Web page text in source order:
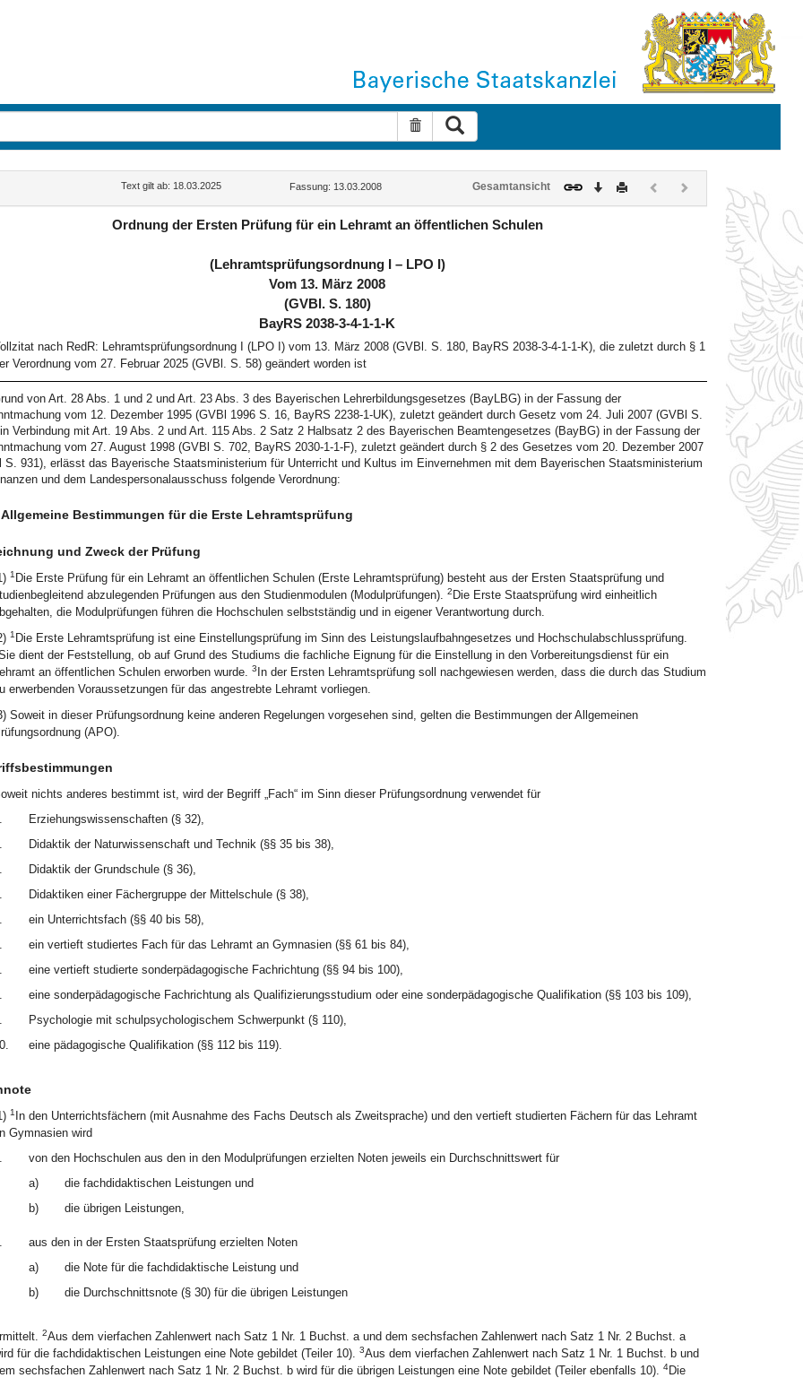
Suche zurücksetzen
Text gilt ab: 18.03.2025 Fassung: 13.03.2008 Gesamtansicht Download
DruckenVorherigesNächstes
Dokument
(inaktiv)
Ordnung der Ersten Prüfung für ein Lehramt an öffentlichen Schulen
(Lehramtsprüfungsordnung I – LPO I)
Vom 13. März 2008
(GVBl. S. 180)
BayRS 2038-3-4-1-1-K
nach RedR: Lehramtsprüfungsordnung I (LPO I) vom 13. März 2008 (GVBl. S. 180, BayRS 2038-3-4-1-1-K), die zuletzt durch § 1
Verordnung vom 27. Februar 2025 (GVBl. S. 58) geändert worden ist
von Art. 28 Abs. 1 und 2 und Art. 23 Abs. 3 des Bayerischen Lehrerbildungsgesetzes (BayLBG) in der Fassung der
vom 12. Dezember 1995 (GVBl 1996 S. 16, BayRS 2238-1-UK), zuletzt geändert durch Gesetz vom 24. Juli 2007 (GVBl S.
Verbindung mit Art. 19 Abs. 2 und Art. 115 Abs. 2 Satz 2 Halbsatz 2 des Bayerischen Beamtengesetzes (BayBG) in der Fassung der
vom 27. August 1998 (GVBl S. 702, BayRS 2030-1-1-F), zuletzt geändert durch § 2 des Gesetzes vom 20. Dezember 2007
S. 931), erlässt das Bayerische Staatsministerium für Unterricht und Kultus im Einvernehmen mit dem Bayerischen Staatsministerium
und dem Landespersonalausschuss folgende Verordnung:
Bestimmungen für die Erste Lehramtsprüfung
und Zweck der Prüfung
1 Die Erste Prüfung für ein Lehramt an öffentlichen Schulen (Erste Lehramtsprüfung) besteht aus der Ersten Staatsprüfung und
abzulegenden Prüfungen aus den Studienmodulen (Modulprüfungen). 2 Die Erste Staatsprüfung wird einheitlich
die Modulprüfungen führen die Hochschulen selbstständig und in eigener Verantwortung durch.
1 Die Erste Lehramtsprüfung ist eine Einstellungsprüfung im Sinn des Leistungslaufbahngesetzes und Hochschulabschlussprüfung.
dient der Feststellung, ob auf Grund des Studiums die fachliche Eignung für die Einstellung in den Vorbereitungsdienst für ein
an öffentlichen Schulen erworben wurde. 3 In der Ersten Lehramtsprüfung soll nachgewiesen werden, dass die durch das Studium
erwerbenden Voraussetzungen für das angestrebte Lehramt vorliegen.
Soweit in dieser Prüfungsordnung keine anderen Regelungen vorgesehen sind, gelten die Bestimmungen der Allgemeinen
(APO).
nichts anderes bestimmt ist, wird der Begriff „Fach“ im Sinn dieser Prüfungsordnung verwendet für
Erziehungswissenschaften (§ 32),
Didaktik der Naturwissenschaft und Technik (§§ 35 bis 38),
Didaktik der Grundschule (§ 36),
Didaktiken einer Fächergruppe der Mittelschule (§ 38),
ein Unterrichtsfach (§§ 40 bis 58),
ein vertieft studiertes Fach für das Lehramt an Gymnasien (§§ 61 bis 84),
eine vertieft studierte sonderpädagogische Fachrichtung (§§ 94 bis 100),
eine sonderpädagogische Fachrichtung als Qualifizierungsstudium oder eine sonderpädagogische Qualifikation (§§ 103 bis 109),
Psychologie mit schulpsychologischem Schwerpunkt (§ 110),
eine pädagogische Qualifikation (§§ 112 bis 119).
1 In den Unterrichtsfächern (mit Ausnahme des Fachs Deutsch als Zweitsprache) und den vertieft studierten Fächern für das Lehramt
Gymnasien wird
von den Hochschulen aus den in den Modulprüfungen erzielten Noten jeweils ein Durchschnittswert für
a)
die fachdidaktischen Leistungen und
b)
die übrigen Leistungen,
aus den in der Ersten Staatsprüfung erzielten Noten
a)
die Note für die fachdidaktische Leistung und
b)
die Durchschnittsnote (§ 30) für die übrigen Leistungen
2Aus dem vierfachen Zahlenwert nach Satz 1 Nr. 1 Buchst. a und dem sechsfachen Zahlenwert nach Satz 1 Nr. 2 Buchst. a
für die fachdidaktischen Leistungen eine Note gebildet (Teiler 10). 3Aus dem vierfachen Zahlenwert nach Satz 1 Nr. 1 Buchst. b und
sechsfachen Zahlenwert nach Satz 1 Nr. 2 Buchst. b wird für die übrigen Leistungen eine Note gebildet (Teiler ebenfalls 10). 4Die